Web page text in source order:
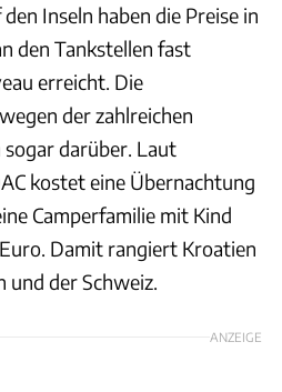
Inseln haben die Preise in
den Tankstellen fast
erreicht. Die
der zahlreichen
sogar darüber. Laut
kostet eine Übernachtung
Camperfamilie mit Kind
Damit rangiert Kroatien
und der Schweiz.
ANZEIGE